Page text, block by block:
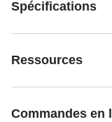
Spécifications
Ressources
Commandes en